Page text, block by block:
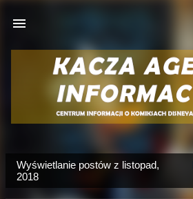
Wyświetlanie postów z listopad,
2018